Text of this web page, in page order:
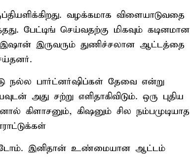
வழக்கமாக விளையாடுவதை
பேட்டிங் செய்வதற்கு மிகவும் கடினமான
இஷான் இருவரும் துணிச்சலான ஆட்டத்தை
பார்ட்னர்ஷிப்கள் தேவை என்று
அது சற்று எளிதாகிவிடும். ஒரு புதிய
கிளாசனும், கிஷனும் சில நம்பமுடியாத
இனிதான் உண்மையான ஆட்டம்